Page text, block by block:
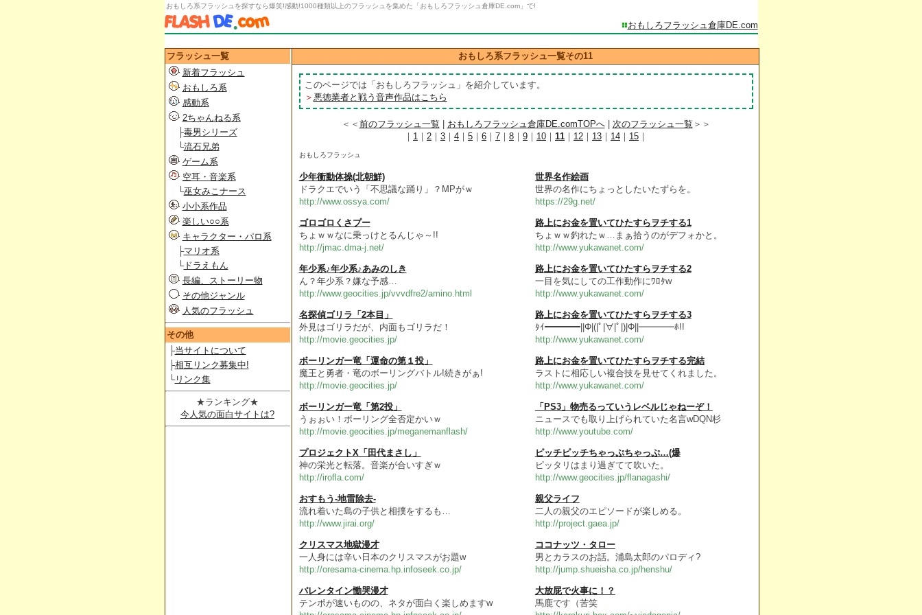
おもしろ系フラッシュを探すなら爆笑!感動!1000種類以上のフラッシュを集めた「おもしろフラッシュ倉庫DE.com」で!
おもしろフラッシュ倉庫DE.com
おもしろ系フラッシュ一覧その11
このページでは「おもしろフラッシュ」を紹介しています。
＞ 悪徳業者と戦う音声作品はこちら
＜＜ 前のフラッシュ一覧 おもしろフラッシュ倉庫DE.comTOPへ| 次のフラッシュ一覧 ＞＞
｜ 1 ｜ 2 ｜ 3 ｜ 4 ｜ 5 ｜ 6 ｜ 7 ｜ 8 ｜ 9 ｜ 10 ｜ 11 ｜ 12 ｜ 13 ｜ 14 ｜ 15 ｜
おもしろフラッシュ
少年衝動体操(北朝鮮)
ドラクエでいう「不思議な踊り」？MPがｗ
http://www.ossya.com/
ゴロゴロくさプー
ちょｗｗなに乗っけとるんじゃ～!!
http://jmac.dma-j.net/
年少系♪年少系♪あみのしき
ん？年少系？嫌な予感…
http://www.geocities.jp/vvvdfre2/amino.html
名探偵ゴリラ「2本目」
外見はゴリラだが、内面もゴリラだ！
http://movie.geocities.jp/
ボーリンガー竜「運命の第１投」
魔王と勇者・竜のボーリングバトル!続きがぁ!
http://movie.geocities.jp/
ボーリンガー竜「第2投」
うぉぉい！ボーリング全否定かいｗ
http://movie.geocities.jp/meganemanflash/
プロジェクトX「田代まさし」
神の栄光と転落。音楽が合いすぎｗ
http://irofla.com/
おすもう-地雷除去-
流れ着いた島の子供と相撲をするも…
http://www.jirai.org/
クリスマス地獄漫才
一人身には辛い日本のクリスマスがお題w
http://oresama-cinema.hp.infoseek.co.jp/
バレンタイン慟哭漫才
テンポが速いものの、ネタが面白く楽しめますw
世界名作絵画
世界の名作にちょっとしたいたずらを。
https://29g.net/
路上にお金を置いてひたすらヲチする1
ちょｗｗ釣れたｗ…まぁ拾うのがデフォかと。
http://www.yukawanet.com/
路上にお金を置いてひたすらヲチする2
一目を気にしての工作動作にﾜﾛﾀw
http://www.yukawanet.com/
路上にお金を置いてひたすらヲチする3
ﾀｲ━━━━||Φ|(|ﾟ|∀|ﾟ|)|Φ||━━━━ﾎ!!
http://www.yukawanet.com/
路上にお金を置いてひたすらヲチする完結
ラストに相応しい複合技を見せてくれました。
http://www.yukawanet.com/
「PS3」物売るっていうレベルじゃねーぞ！
ニュースでも取り上げられていた名言wDQN杉
http://www.youtube.com/
ピッチピッチちゃっぷちゃっぷ…(爆
ピッタリはまり過ぎてて吹いた。
http://www.geocities.jp/flanagashi/
親父ライフ
二人の親父のエピソードが楽しめる。
http://project.gaea.jp/
ココナッツ・タロー
男とカラスのお話。浦島太郎のパロディ?
http://jump.shueisha.co.jp/henshu/
大放屁で火事に！？
馬鹿です（苦笑
フラッシュ一覧
新着フラッシュ
おもしろ系
感動系
2ちゃんねる系
├毒男シリーズ
└流石兄弟
ゲーム系
空耳・音楽系
└巫女みこナース
小小系作品
楽しい○○系
キャラクター・パロ系
├マリオ系
└ドラえもん
長編、ストーリー物
その他ジャンル
人気のフラッシュ
その他
├当サイトについて
├相互リンク募集中!
└リンク集
★ランキング★
今人気の面白サイトは?